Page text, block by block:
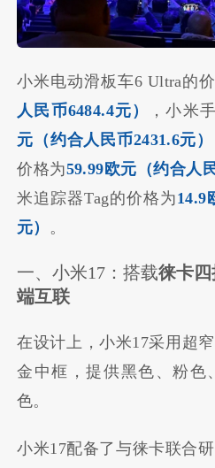
小米电动滑板车6 Ultra的
人民币6484.4元）
，小米
元（约合人民币2431.6元）
价格为59.99欧元（约合人
米追踪器Tag的价格为14.9
元）
。
一、小米17：搭载徕卡
端互联
在设计上，小米17采用超
金中框，提供黑色、粉色
色。
小米17配备了与徕卡联合